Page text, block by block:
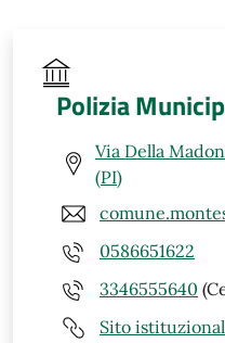
Polizia
Via Della
(PI)
0586651622
3346555640
Sito